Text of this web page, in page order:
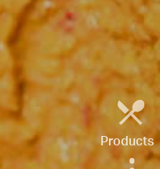
Products